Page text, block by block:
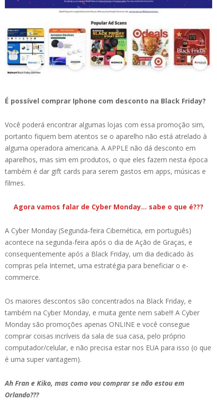
É possível comprar Iphone com desconto na Black Friday?
Você poderá encontrar algumas lojas com essa promoção sim,
portanto fiquem bem atentos se o aparelho não está atrelado à
alguma operadora americana. A APPLE não dá desconto em
aparelhos, mas sim em produtos, o que eles fazem nesta época
também é dar gift cards para serem gastos em apps, músicas e
filmes.
Agora vamos falar de Cyber Monday… sabe o que é???
A Cyber Monday (Segunda-feira Cibernética, em português)
acontece na segunda-feira após o dia de Ação de Graças, e
consequentemente após a Black Friday, um dia dedicado às
compras pela Internet, uma estratégia para beneficiar o e-
commerce.
Os maiores descontos são concentrados na Black Friday, e
também na Cyber Monday, e muita gente nem sabe!!! A Cyber
Monday são promoções apenas ONLINE e você consegue
comprar coisas incríveis da sala de sua casa, pelo próprio
computador/celular, e não precisa estar nos EUA para isso (o que
é uma super vantagem).
Ah Fran e Kiko, mas como vou comprar se não estou em
Orlando???